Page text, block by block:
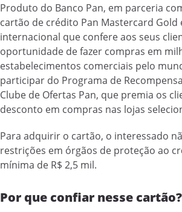
Produto do Banco Pan, em parceria
cartão de crédito Pan Mastercard Gold
internacional que confere aos seus
oportunidade de fazer compras em
estabelecimentos comerciais pelo
participar do Programa de
Clube de Ofertas Pan, que premia os
desconto em compras nas lojas
Para adquirir o cartão, o interessado
restrições em órgãos de proteção ao
mínima de R$ 2,5 mil.
Por que confiar nesse cartão?